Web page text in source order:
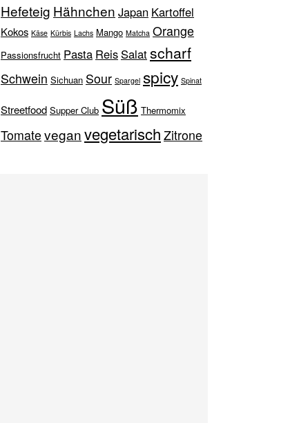
Hefeteig Hähnchen Japan Kartoffel
Kokos Käse Kürbis Lachs Mango Matcha Orange
Passionsfrucht Pasta Reis Salatscharf
Schwein Sichuan Sour Spargel spicy Spinat
Streetfood Supper Club Süß Thermomix
Tomateveganvegetarisch Zitrone